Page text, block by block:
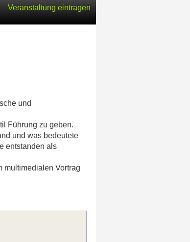
Veranstaltung eintragen
und
Führung zu geben.
und was bedeutete
entstanden als
multimedialen Vortrag